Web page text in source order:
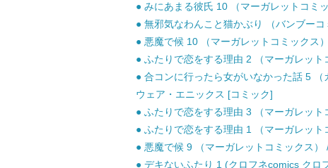
● みにあまる彼氏 10 （マーガレットコミ
● 無邪気なわんこと猫かぶり （バンブー
● 悪魔で候 10 （マーガレットコミックス
● ふたりで恋をする理由 2 （マーガレッ
● 合コンに行ったら女がいなかった話 5
ウェア・エニックス [コミック]
● ふたりで恋をする理由 3 （マーガレッ
● ふたりで恋をする理由 1 （マーガレッ
● 悪魔で候 9 （マーガレットコミックス
● デキないふたり 1 (クロフネcomics クロ